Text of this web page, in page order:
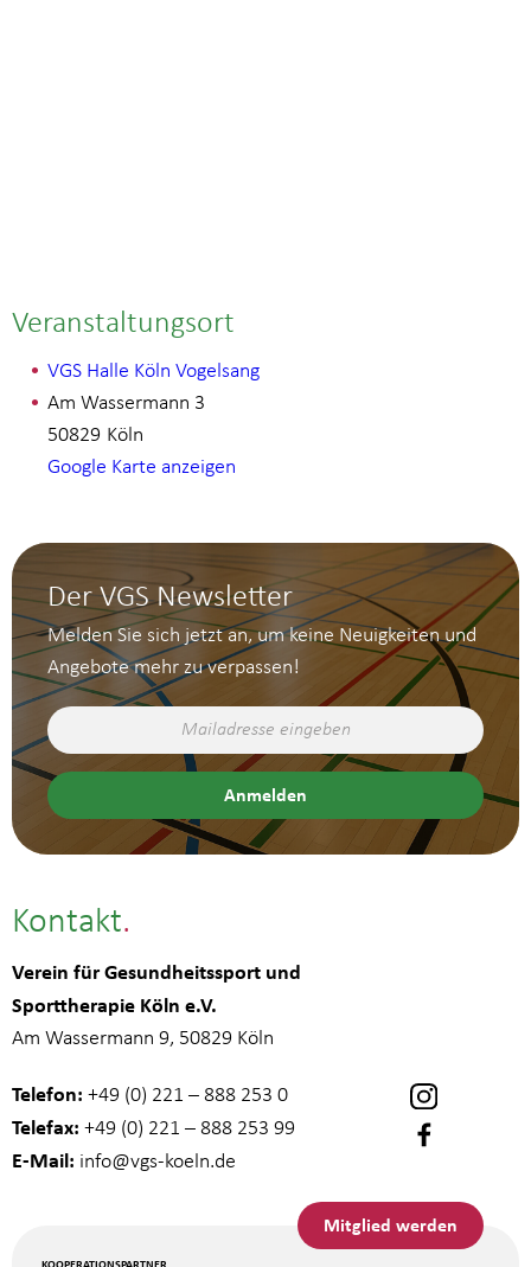
Veranstaltungsort
VGS Halle Köln Vogelsang
Am Wassermann 3
Köln
50829
Google Karte anzeigen
Der VGS Newsletter
Melden Sie sich jetzt an, um keine Neuigkeiten und
Angebote mehr zu verpassen!
Kontakt
Verein für Gesundheitssport und
Sporttherapie Köln e.V.
Am Wassermann 9, 50829 Köln
Telefon: +49 (0) 221 – 888 253 0
Telefax: +49 (0) 221 – 888 253 99
E-Mail: info@vgs-koeln.de
Mitglied werden
KOOPERATIONSPARTNER